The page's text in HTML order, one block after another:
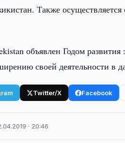
Также
объявлен Годом
своей деятельности в
Twitter/X Facebook
· 20:46